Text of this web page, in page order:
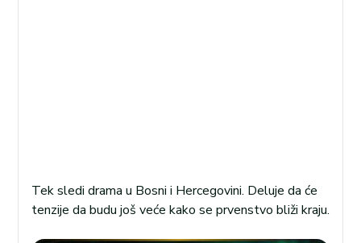
Tek sledi drama u Bosni i Hercegovini. Deluje da će
tenzije da budu još veće kako se prvenstvo bliži kraju.